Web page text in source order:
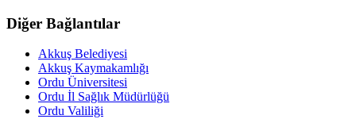
Diğer Bağlantılar
Akkuş Belediyesi
Akkuş Kaymakamlığı
Ordu Üniversitesi
Ordu İl Sağlık Müdürlüğü
Ordu Valiliği